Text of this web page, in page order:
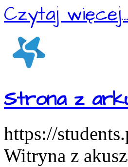
Czytaj więcej...
Strona z
https://
Witryna z